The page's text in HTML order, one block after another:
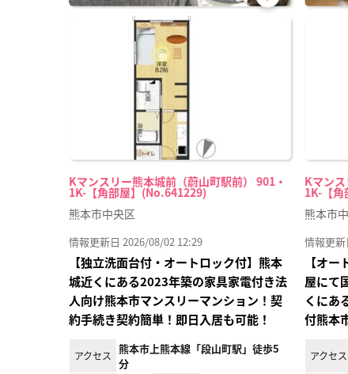
Kマンスリー熊本城前（蔚山町駅前） 901・
1K-【角部屋】(No.641229)
お気
熊本市中央区
情報更新日 2026/08/02 12:29
【独立洗面台付・オートロック付】熊本
城近くにある2023年築の家具家電付き法
人向け熊本市マンスリーマンション！契
約手続き契約簡単！即日入居も可能！
アクセス
熊本市上熊本線「段山町駅」徒歩5
分
Kマン
1K-【
熊本市
情報更
【オ
屋にて
くにあ
付熊本
アクセス